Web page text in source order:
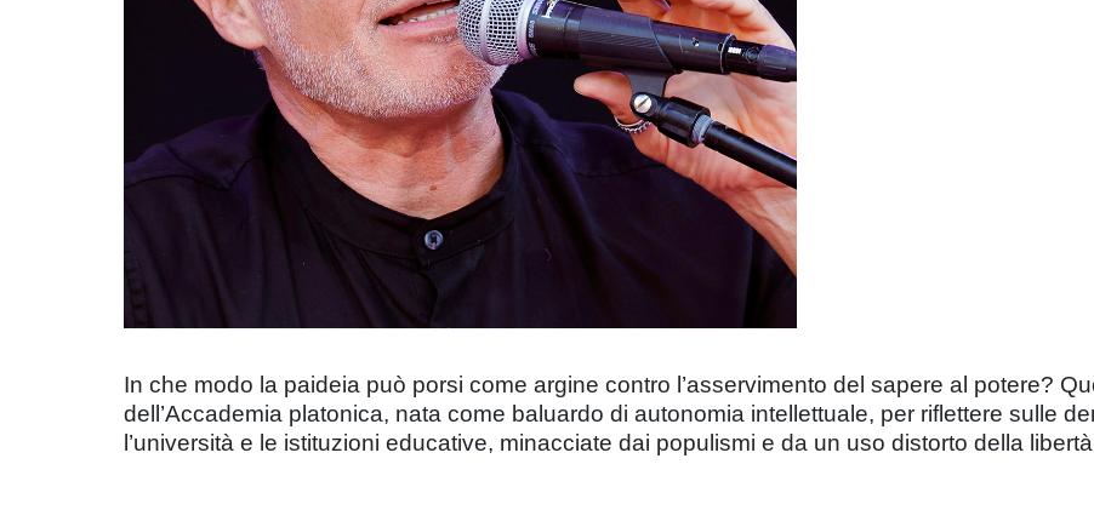
In che modo la paideia può porsi come argine contro l’asservimento del sapere al potere?
dell’Accademia platonica, nata come baluardo di autonomia intellettuale, per riflettere sulle
l’università e le istituzioni educative, minacciate dai populismi e da un uso distorto della